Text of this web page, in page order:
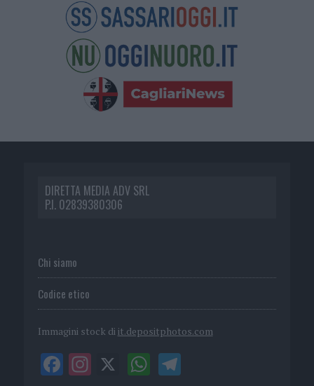
DIRETTA MEDIA ADV SRL
P.I. 02839380306
Chi siamo
Codice etico
Immagini stock di it.depositphotos.com